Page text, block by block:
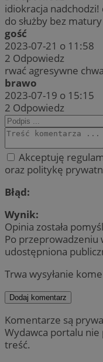
idiokracja
do służby bez
gość
2023-07-21 o 11:58
2 Odpowiedz
rwać agresywne
brawo
2023-07-19 o 15:15
2 Odpowiedz
Akceptuję
oraz politykę
Błąd:
Wynik:
Opinia została
Po przeprowadzeniu
udostępniona
Trwa wysyłanie
Dodaj komentarz
Komentarze są
Wydawca portalu nie
treść.